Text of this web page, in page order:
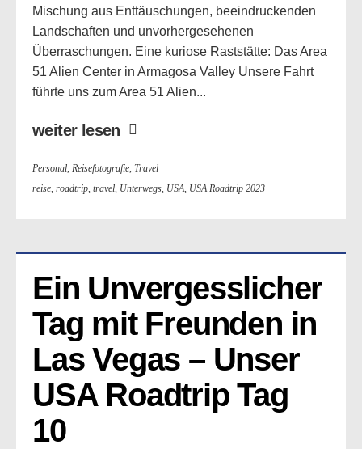
Mischung aus Enttäuschungen, beeindruckenden
Landschaften und unvorhergesehenen
Überraschungen. Eine kuriose Raststätte: Das Area
51 Alien Center in Armagosa Valley Unsere Fahrt
führte uns zum Area 51 Alien...
weiter lesen
Personal, Reisefotografie, Travel
reise, roadtrip, travel, Unterwegs, USA, USA Roadtrip 2023
Ein Unvergesslicher
Tag mit Freunden in
Las Vegas – Unser
USA Roadtrip Tag
10